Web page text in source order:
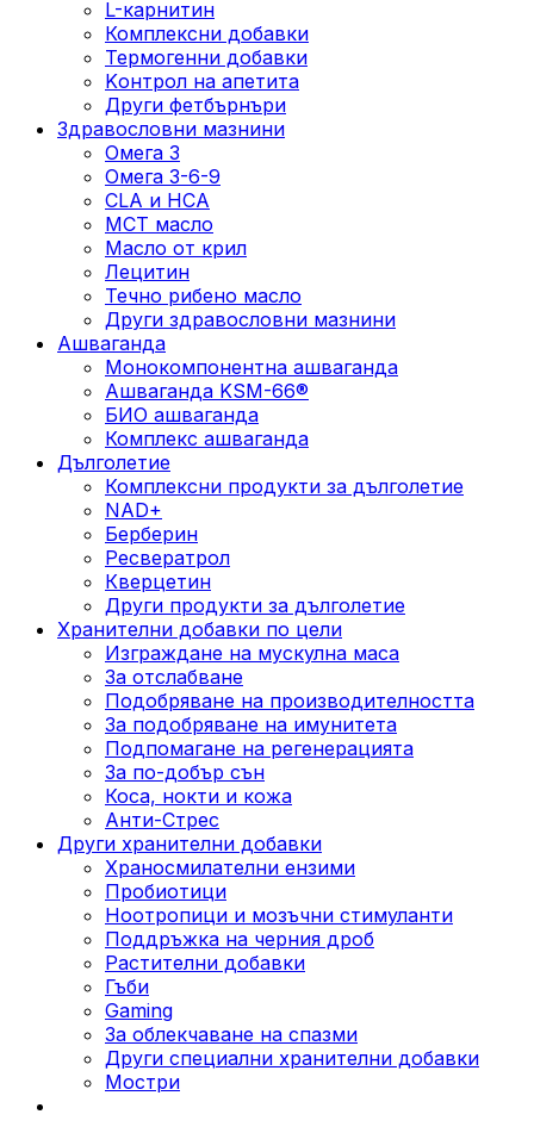
L-карнитин
Комплексни добавки
Термогенни добавки
Kонтрол на апетита
Други фетбърнъри
Здравословни мазнини
Омега 3
Омега 3-6-9
CLA и HCA
МСТ масло
Масло от крил
Лецитин
Течно рибено масло
Други здравословни мазнини
Ашваганда
Монокомпонентна ашваганда
Ашваганда KSM-66®
БИО ашваганда
Комплекс ашваганда
Дълголетие
Комплексни продукти за дълголетие
NAD+
Берберин
Ресвератрол
Кверцетин
Други продукти за дълголетие
Хранителни добавки по цели
Изграждане на мускулна маса
За отслабване
Подобряване на производителността
За подобряване на имунитета
Подпомагане на регенерацията
За по-добър сън
Коса, нокти и кожа
Анти-Стрес
Други хранителни добавки
Храносмилателни ензими
Пробиотици
Ноотропици и мозъчни стимуланти
Поддръжка на черния дроб
Растителни добавки
Гъби
Gaming
За облекчаване на спазми
Други специални хранителни добавки
Мостри